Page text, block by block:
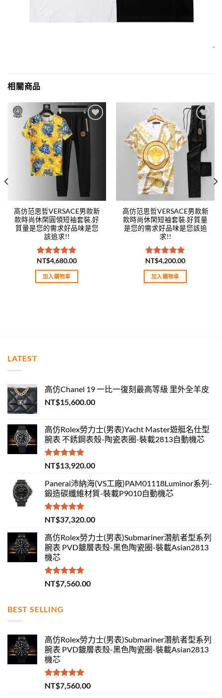
相關商品
Add to
wishlist
高仿范思哲VERSACE男款新
款時尚休閑圓領短袖套裝.好
質量是您的需求好品味是您
該追求!!
評分5.00
滿分 5
NT$4,680.00
加入購物車
Add to
wishlist
高仿范思哲VERSACE男款新
款時尚休閑短袖套裝.好質量
是您的需求好品味是您該追
求!!
評分5.00
滿分 5
NT$4,200.00
加入購物車
LATEST
高仿Chanel 19 一比一復刻最高等級 里外全羊皮
NT$15,600.00
高仿Rolex勞力士(男表)Yacht Master遊艇名仕型
腕表 不銹鋼表殼-陶瓷表圈-裝載2813自動機芯
評分5.00
滿分 5
NT$13,920.00
Panerai沛納海(VS工廠)PAM01118Luminor系列-
鍛造碳纖維材質-裝載P9010自動機芯
評分5.00
滿分 5
NT$37,320.00
高仿Rolex勞力士(男表)Submariner潛航者型系列
腕表 PVD鍍層表殼-黑色陶瓷圈-裝載Asian2813
機芯
評分 5.00
滿分 5
NT$7,560.00
BEST SELLING
高仿Rolex勞力士(男表)Submariner潛航者型系列
腕表 PVD鍍層表殼-黑色陶瓷圈-裝載Asian2813
機芯
評分 5.00
滿分 5
NT$7,560.00